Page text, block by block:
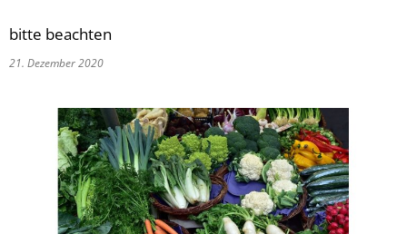
bitte beachten
21. Dezember 2020